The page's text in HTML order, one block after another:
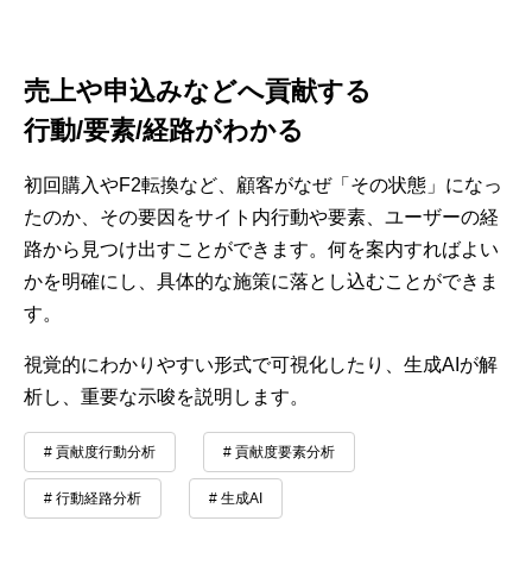
売上や申込みなどへ貢献する
行動/要素/経路がわかる
初回購入やF2転換など、顧客がなぜ「その状態」になっ
たのか、その要因をサイト内行動や要素、ユーザーの経
路から見つけ出すことができます。何を案内すればよい
かを明確にし、具体的な施策に落とし込むことができま
す。
視覚的にわかりやすい形式で可視化したり、生成AIが解
析し、重要な示唆を説明します。
# 貢献度行動分析 # 貢献度要素分析
# 行動経路分析 # 生成AI